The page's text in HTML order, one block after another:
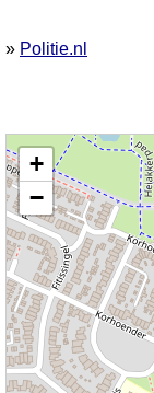
» Politie.nl
Kaart nieuws Deurne.
+
−